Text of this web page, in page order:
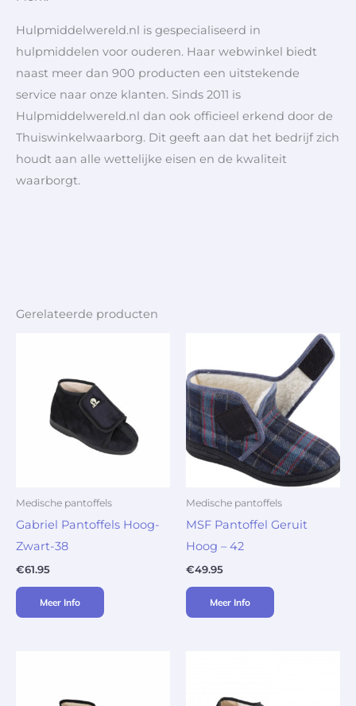
Hulpmiddelwereld.nl is gespecialiseerd in
hulpmiddelen voor ouderen. Haar webwinkel biedt
naast meer dan 900 producten een uitstekende
service naar onze klanten. Sinds 2011 is
Hulpmiddelwereld.nl dan ook officieel erkend door de
Thuiswinkelwaarborg. Dit geeft aan dat het bedrijf zich
houdt aan alle wettelijke eisen en de kwaliteit
waarborgt.
Gerelateerde producten
Medische pantoffels
Gabriel Pantoffels Hoog-
Zwart-38
€61.95
Meer Info
Medische pantoffels
MSF Pantoffel Geruit
Hoog – 42
€49.95
Meer Info